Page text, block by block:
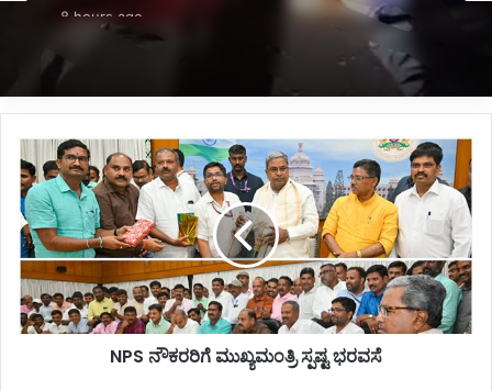
*ನಿಂತಿದ್ದ ಟ್ರಕ್‌ಗೆ ಬೈಕ್ ಡಿಕ್ಕಿ; ಸವಾರ ಸಾವು*
NPS
ನೌಕರರಿಗೆ
ಮುಖ್ಯಮಂತ್ರಿ
ಸ್ಪಷ್ಟ
ಭರವಸೆ
NPS ನೌಕರರಿಗೆ ಮುಖ್ಯಮಂತ್ರಿ ಸ್ಪಷ್ಟ ಭರವಸೆ